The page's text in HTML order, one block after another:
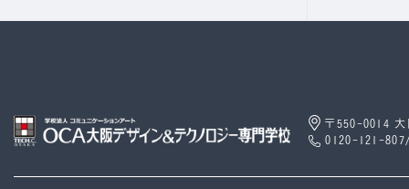
〒550-0014 大
0120-121-